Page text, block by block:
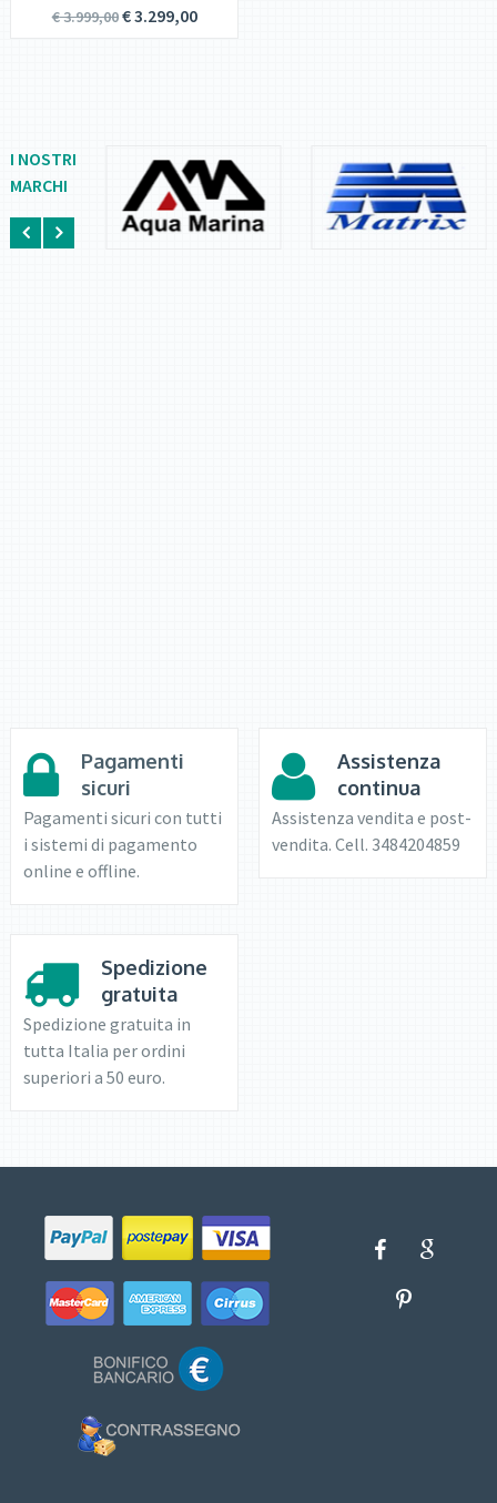
€3.999,00€3.299,00
I NOSTRI
MARCHI
Pagamenti
sicuri
Pagamenti sicuri con tutti
i sistemi di pagamento
online e offline.
Assistenza
continua
Assistenza vendita e post-
vendita. Cell. 3484204859
Spedizione
gratuita
Spedizione gratuita in
tutta Italia per ordini
superiori a 50 euro.